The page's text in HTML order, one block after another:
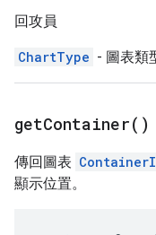
回攻員
ChartType - 圖表類
getContainer( )
傳回圖表
顯示位置。